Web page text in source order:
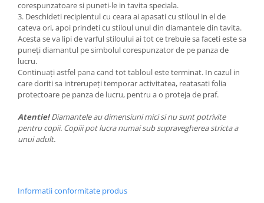
corespunzatoare si puneti-le in tavita speciala.
3. Deschideti recipientul cu ceara ai apasati cu stiloul in el de
cateva ori, apoi prindeti cu stiloul unul din diamantele din tavita.
Acesta se va lipi de varful stiloului ai tot ce trebuie sa faceti este sa
puneți diamantul pe simbolul corespunzator de pe panza de
lucru.
Continuați astfel pana cand tot tabloul este terminat. In cazul in
care doriti sa intrerupeți temporar activitatea, reatasati folia
protectoare pe panza de lucru, pentru a o proteja de praf.
Atentie!Diamantele au dimensiuni mici si nu sunt potrivite
pentru copii. Copiii pot lucra numai sub supravegherea stricta a
unui adult.
Informatii conformitate produs